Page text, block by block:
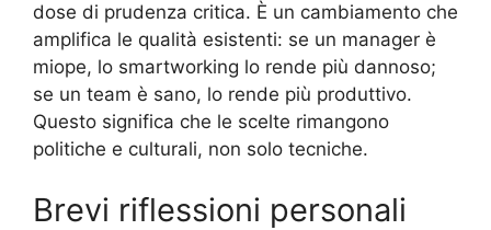
dose di prudenza critica. È un cambiamento che
amplifica le qualità esistenti: se un manager è
miope, lo smartworking lo rende più dannoso;
se un team è sano, lo rende più produttivo.
Questo significa che le scelte rimangono
politiche e culturali, non solo tecniche.
Brevi riflessioni personali